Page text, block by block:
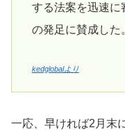
する法案を迅速に
の発足に賛成した
kedglobalより
一応、早ければ2月末